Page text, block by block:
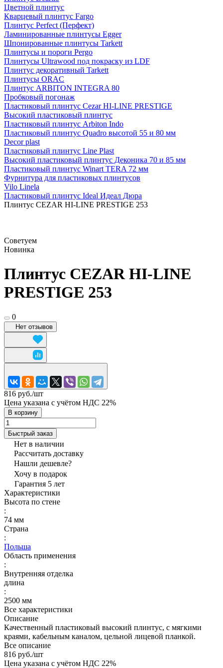
Цветной плинтус
Кварцевый плинтус Fargo
Плинтус Perfect (Перфект)
Ламинированные плинтусы Egger
Шпонированные плинтусы Tarkett
Плинтусы и пороги Pergo
Плинтусы Ultrawood под покраску из LDF
Плинтус декоративный Tarkett
Плинтусы ORAC
Плинтус ARBITON INTEGRA 80
Пробковый погонаж
Пластиковый плинтус Cezar HI-LINE PRESTIGE
Высокий пластиковый плинтус
Пластиковый плинтус Arbiton Indo
Пластиковый плинтус Quadro высотой 55 и 80 мм
Decor plast
Пластиковый плинтус Line Plast
Высокий пластиковый плинтус Деконика 70 и 85 мм
Пластиковый плинтус Winart TERA 72 мм
Фурнитура для пластиковых плинтусов
Vilo Linela
Пластиковый плинтус Ideal Идеал Дюра
Плинтус CEZAR HI-LINE PRESTIGE 253
Советуем
Новинка
Плинтус CEZAR HI-LINE
PRESTIGE 253
0
Нет отзывов
816 руб./шт
Цена указана с учётом НДС 22%
В корзину
Быстрый заказ
Нет в наличии
Рассчитать доставку
Нашли дешевле?
Хочу в подарок
Гарантия 5 лет
Характеристики
Высота по стене
:
74 мм
Страна
:
Польша
Область применения
:
Внутренняя отделка
длина
:
2500 мм
Все характеристики
Описание
Качественный пластиковый высокий плинтус, с мягкими
краями, кабельным каналом, цельной лицевой планкой.
Все описание
816 руб./шт
Цена указана с учётом НДС 22%